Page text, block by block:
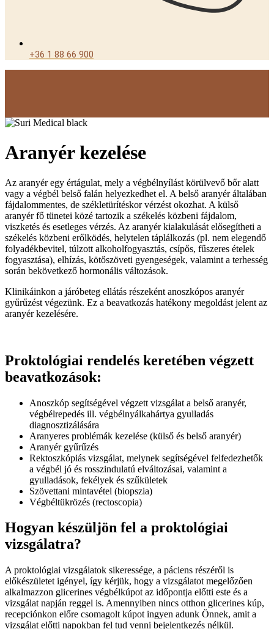
+36 1 88 66 900
Aranyér kezelése
Az aranyér egy értágulat, mely a végbélnyílást körülvevő bőr alatt
vagy a végbél belső falán helyezkedhet el. A belső aranyér általában
fájdalommentes, de székletürítéskor vérzést okozhat. A külső
aranyér fő tünetei közé tartozik a székelés közbeni fájdalom,
viszketés és esetleges vérzés. Az aranyér kialakulását elősegítheti a
székelés közbeni erőlködés, helytelen táplálkozás (pl. nem elegendő
folyadékbevitel, túlzott alkoholfogyasztás, csípős, fűszeres ételek
fogyasztása), elhízás, kötőszöveti gyengeségek, valamint a terhesség
során bekövetkező hormonális változások.
Klinikáinkon a járóbeteg ellátás részeként anoszkópos aranyér
gyűrűzést végezünk. Ez a beavatkozás hatékony megoldást jelent az
aranyér kezelésére.
Proktológiai rendelés keretében végzett
beavatkozások:
Anoszkóp segítségével végzett vizsgálat a belső aranyér,
végbélrepedés ill. végbélnyálkahártya gyulladás
diagnosztizálására
Aranyeres problémák kezelése (külső és belső aranyér)
Aranyér gyűrűzés
Rektoszkópiás vizsgálat, melynek segítségével felfedezhetők
a végbél jó és rosszindulatú elváltozásai, valamint a
gyulladások, fekélyek és szűkületek
Szövettani mintavétel (biopszia)
Végbéltükrözés (rectoscopia)
Hogyan készüljön fel a proktológiai
vizsgálatra?
A proktológiai vizsgálatok sikeressége, a páciens részéről is
előkészületet igényel, így kérjük, hogy a vizsgálatot megelőzően
alkalmazzon glicerines végbélkúpot az időpontja előtti este és a
vizsgálat napján reggel is. Amennyiben nincs otthon glicerines kúp,
recepciónkon előre csomagolt kúpot ingyen adunk Önnek, amit a
vizsgálat előtti napokban fel tud venni bejelentkezés nélkül.